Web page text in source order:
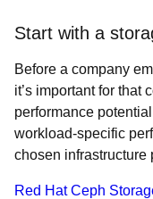
Start with a
Before a company
it’s important for that
performance
workload-specific
chosen infrastructure
Red Hat Ceph